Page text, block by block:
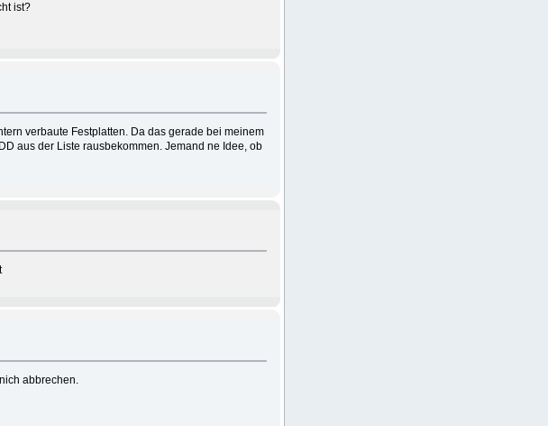
ist?
verbaute Festplatten. Da das gerade bei meinem
aus der Liste rausbekommen. Jemand ne Idee, ob
abbrechen.